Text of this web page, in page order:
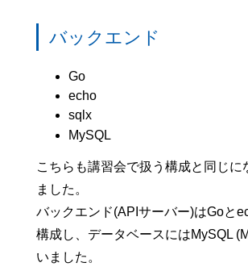
バックエンド
Go
echo
sqlx
MySQL
こちらも講習会で扱う構成と同じに
ました。
バックエンド(APIサーバー)はGoと
構成し、データベースにはMySQL
いました。